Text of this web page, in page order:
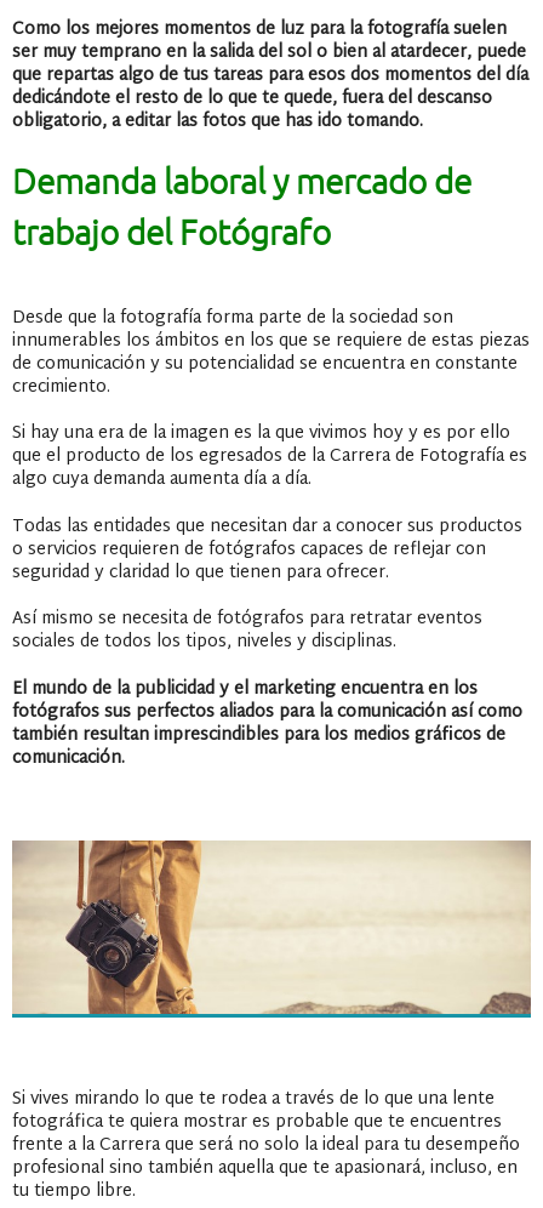
Como los mejores momentos de luz para la fotografía suelen
ser muy temprano en la salida del sol o bien al atardecer, puede
que repartas algo de tus tareas para esos dos momentos del día
dedicándote el resto de lo que te quede, fuera del descanso
obligatorio, a editar las fotos que has ido tomando.
Demanda laboral y mercado de
trabajo del Fotógrafo
Desde que la fotografía forma parte de la sociedad son
innumerables los ámbitos en los que se requiere de estas piezas
de comunicación y su potencialidad se encuentra en constante
crecimiento.
Si hay una era de la imagen es la que vivimos hoy y es por ello
que el producto de los egresados de la Carrera de Fotografía es
algo cuya demanda aumenta día a día.
Todas las entidades que necesitan dar a conocer sus productos
o servicios requieren de fotógrafos capaces de reflejar con
seguridad y claridad lo que tienen para ofrecer.
Así mismo se necesita de fotógrafos para retratar eventos
sociales de todos los tipos, niveles y disciplinas.
El mundo de la publicidad y el marketing encuentra en los
fotógrafos sus perfectos aliados para la comunicación así como
también resultan imprescindibles para los medios gráficos de
comunicación.
Si vives mirando lo que te rodea a través de lo que una lente
fotográfica te quiera mostrar es probable que te encuentres
frente a la Carrera que será no solo la ideal para tu desempeño
profesional sino también aquella que te apasionará, incluso, en
tu tiempo libre.